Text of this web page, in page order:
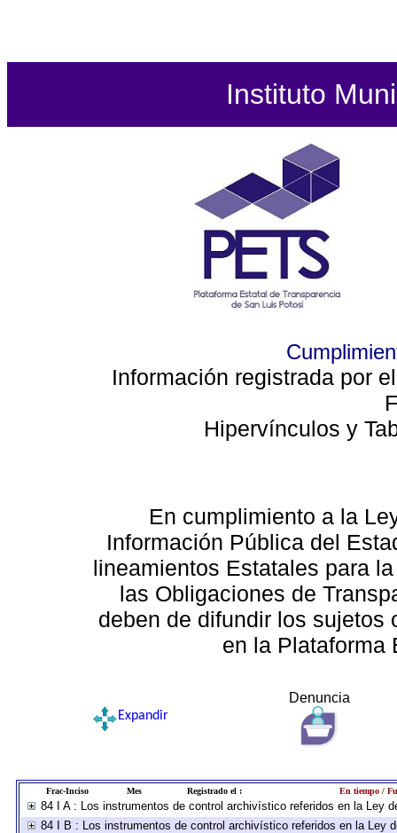
Instituto
Información registrada por
Hipervínculos y
En cumplimiento a la
Información Pública del
lineamientos Estatales para
las Obligaciones de
deben de difundir los sujetos
en la Plataforma
Denuncia
Expandir
Frac-Inciso Mes Registrado el : En tiempo /
84 I A : Los instrumentos de control archivístico referidos en la Ley
84 I B : Los instrumentos de control archivístico referidos en la Ley